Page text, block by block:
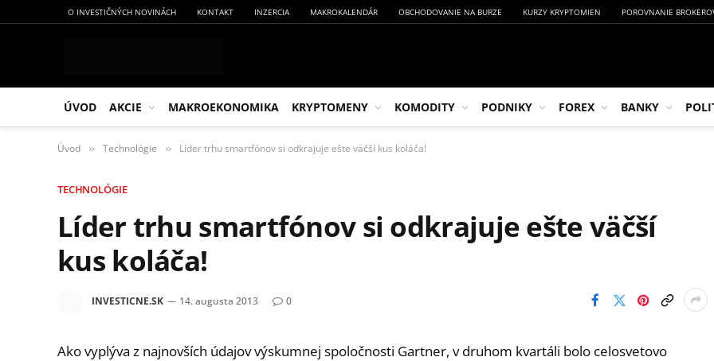
O INVESTIČNÝCH NOVINÁCH KONTAKT INZERCIA MAKROKALENDÁR OBCHODOVANIE NA BURZE KURZY KRYPTOMIEN POROVNANIE
ÚVOD AKCIE MAKROEKONOMIKA KRYPTOMENY KOMODITY PODNIKY FOREX BANKY
Úvod » Technológie » Líder trhu smartfónov si odkrajuje ešte väčší kus koláča!
TECHNOLÓGIE
Líder trhu smartfónov si odkrajuje ešte väčší
kus koláča!
INVESTICNE.SK 14. augusta 2013 0
Ako vyplýva z najnovších údajov výskumnej spoločnosti Gartner, v druhom kvartáli bolo celosvetovo